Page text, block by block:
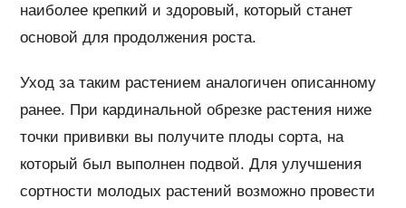
наиболее крепкий и здоровый, который станет
основой для продолжения роста.
Уход за таким растением аналогичен описанному
ранее. При кардинальной обрезке растения ниже
точки прививки вы получите плоды сорта, на
который был выполнен подвой. Для улучшения
сортности молодых растений возможно провести